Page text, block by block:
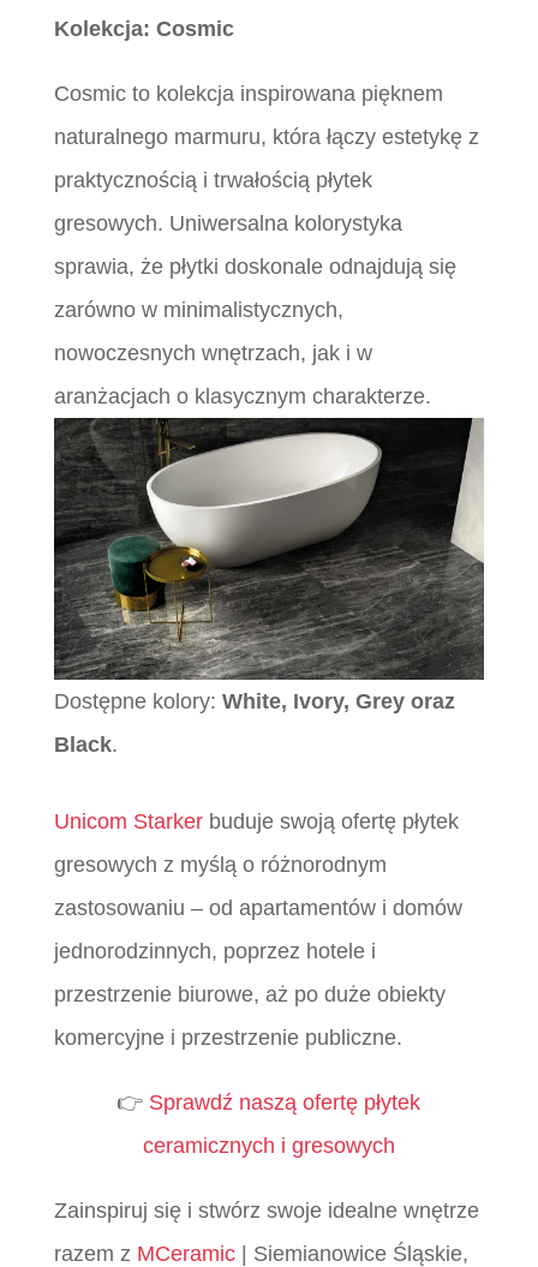
Kolekcja: Cosmic
Cosmic to kolekcja inspirowana pięknem
naturalnego marmuru, która łączy estetykę z
praktycznością i trwałością płytek
gresowych. Uniwersalna kolorystyka
sprawia, że płytki doskonale odnajdują się
zarówno w minimalistycznych,
nowoczesnych wnętrzach, jak i w
aranżacjach o klasycznym charakterze.
Dostępne kolory: White, Ivory, Grey oraz
Black.
Unicom Starkerbuduje swoją ofertę płytek
gresowych z myślą o różnorodnym
zastosowaniu – od apartamentów i domów
jednorodzinnych, poprzez hotele i
przestrzenie biurowe, aż po duże obiekty
komercyjne i przestrzenie publiczne.
👉 Sprawdź naszą ofertę płytek
ceramicznych i gresowych
Zainspiruj się i stwórz swoje idealne wnętrze
razem z MCeramic| Siemianowice Śląskie,